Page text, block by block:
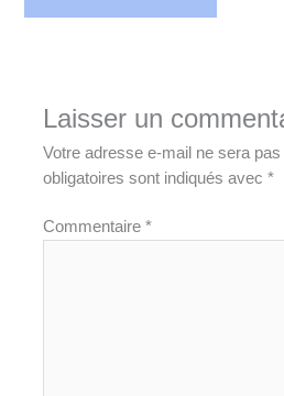
Laisser un
Votre adresse e-mail ne sera pas
obligatoires sont indiqués avec*
Commentaire*